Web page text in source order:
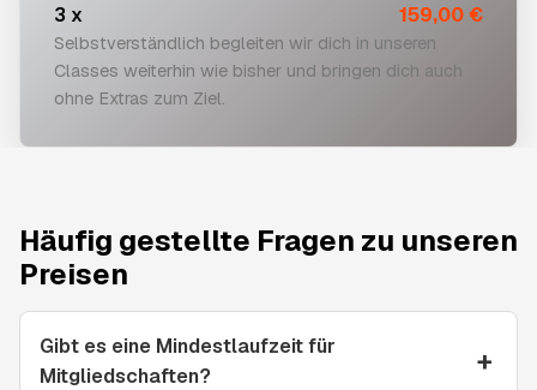
3 x
159,00 €
Selbstverständlich begleiten wir dich in unseren
Classes weiterhin wie bisher und bringen dich auch
ohne Extras zum Ziel.
Häufig gestellte Fragen zu unseren
Preisen
Gibt es eine Mindestlaufzeit für
Mitgliedschaften?